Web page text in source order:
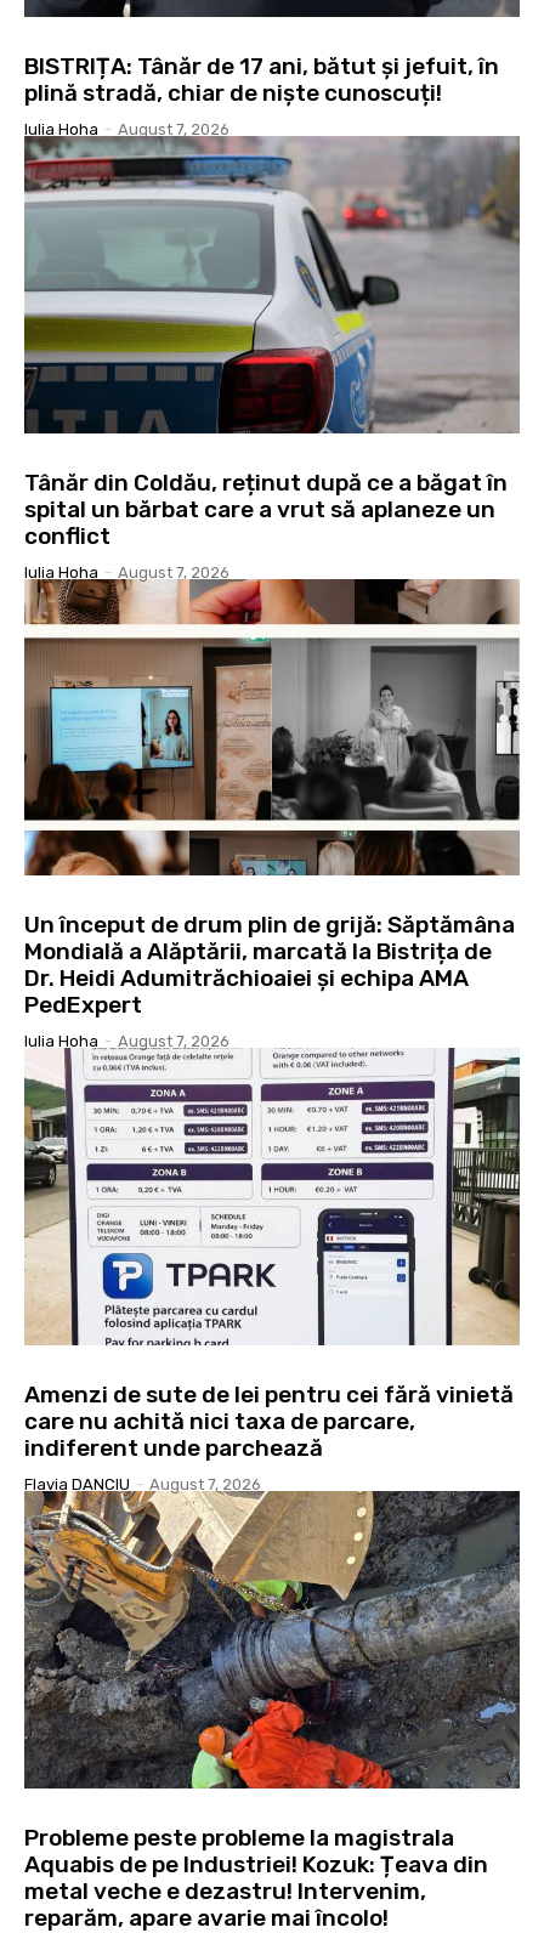
BISTRIȚA: Tânăr de 17 ani, bătut și jefuit, în
plină stradă, chiar de niște cunoscuți!
Iulia Hoha - August 7, 2026
Tânăr din Coldău, reținut după ce a băgat în
spital un bărbat care a vrut să aplaneze un
conflict
Iulia Hoha - August 7, 2026
Un început de drum plin de grijă: Săptămâna
Mondială a Alăptării, marcată la Bistrița de
Dr. Heidi Adumitrăchioaiei și echipa AMA
PedExpert
Iulia Hoha - August 7, 2026
Amenzi de sute de lei pentru cei fără vinietă
care nu achită nici taxa de parcare,
indiferent unde parchează
Flavia DANCIU - August 7, 2026
Probleme peste probleme la magistrala
Aquabis de pe Industriei! Kozuk: Țeava din
metal veche e dezastru! Intervenim,
reparăm, apare avarie mai încolo!